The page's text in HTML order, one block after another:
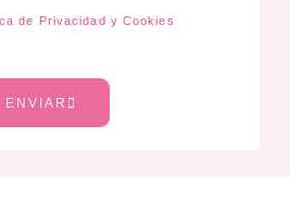
de Privacidad y Cookies
ENVIAR